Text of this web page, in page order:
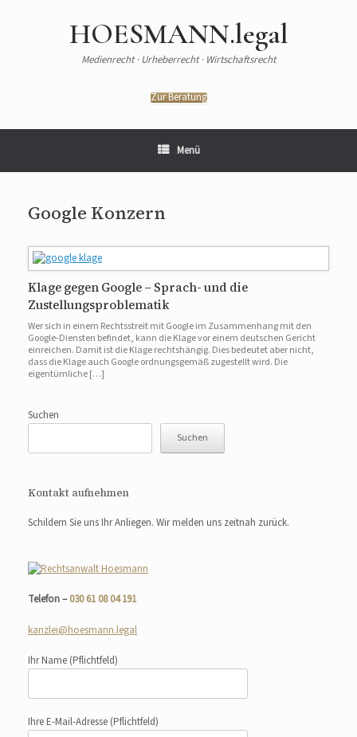
HOESMANN.legal
Medienrecht · Urheberrecht · Wirtschaftsrecht
Zur Beratung
Menü
Google Konzern
Klage gegen Google – Sprach- und die
Zustellungsproblematik
Wer sich in einem Rechtsstreit mit Google im Zusammenhang mit den
Google-Diensten befindet, kann die Klage vor einem deutschen Gericht
einreichen. Damit ist die Klage rechtshängig. Dies bedeutet aber nicht,
dass die Klage auch Google ordnungsgemäß zugestellt wird. Die
eigentümliche […]
Suchen
Suchen
Kontakt aufnehmen
Schildern Sie uns Ihr Anliegen. Wir melden uns zeitnah zurück.
Telefon –030 61 08 04 191
kanzlei@hoesmann.legal
Ihr Name (Pflichtfeld)
Ihre E-Mail-Adresse (Pflichtfeld)